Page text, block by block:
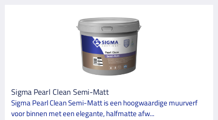
Sigma Pearl Clean Semi-Matt
Sigma Pearl Clean Semi-Matt is een hoogwaardige muurverf
voor binnen met een elegante, halfmatte afw...